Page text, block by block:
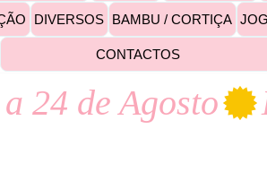
DIVERSOS BAMBU / CORTIÇA
CONTACTOS
24 de Agosto